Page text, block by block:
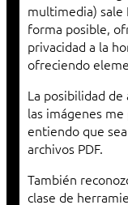
multimedia)
forma posible,
privacidad a la
ofreciendo
La posibilidad
las imágenes
entiendo que
archivos PDF.
También
clase de